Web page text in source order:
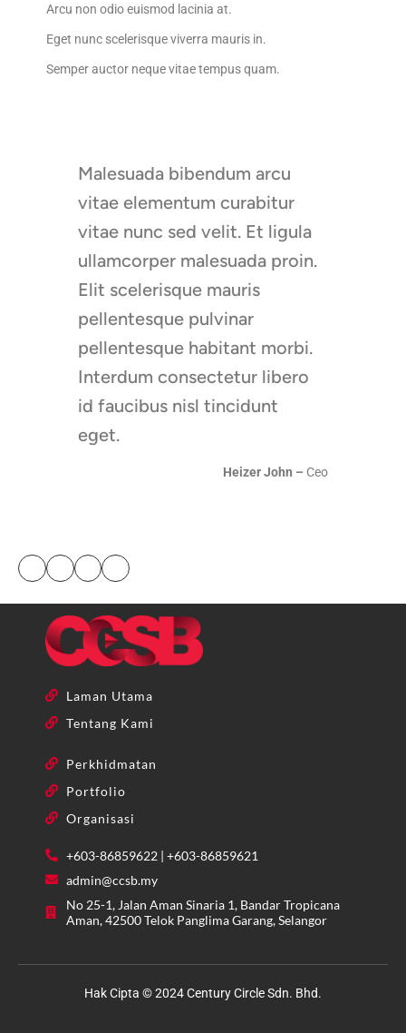
Arcu non odio euismod lacinia at.
Eget nunc scelerisque viverra mauris in.
Semper auctor neque vitae tempus quam.
Malesuada bibendum arcu
vitae elementum curabitur
vitae nunc sed velit. Et ligula
ullamcorper malesuada proin.
Elit scelerisque mauris
pellentesque pulvinar
pellentesque habitant morbi.
Interdum consectetur libero
id faucibus nisl tincidunt
eget.
Heizer John – Ceo
Laman Utama
Tentang Kami
Perkhidmatan
Portfolio
Organisasi
+603-86859622 | +603-86859621
admin@ccsb.my
No 25-1, Jalan Aman Sinaria 1, Bandar Tropicana
Aman, 42500 Telok Panglima Garang, Selangor
Hak Cipta © 2024 Century Circle Sdn. Bhd.